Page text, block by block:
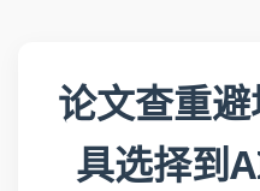
论文查重
具选择到